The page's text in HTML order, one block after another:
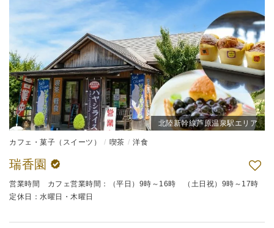
北陸新幹線芦原温泉駅エリア
カフェ・菓子（スイーツ） 喫茶 洋食
瑞香園
営業時間 カフェ営業時間：（平日）9時～16時 （土日祝）9時～17時
定休日：水曜日・木曜日